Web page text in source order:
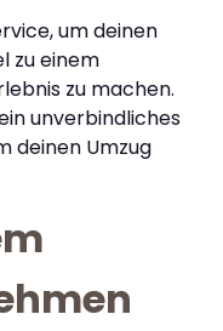
um deinen
zu einem
zu machen.
unverbindliches
deinen Umzug